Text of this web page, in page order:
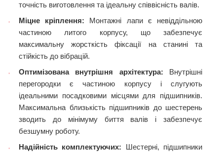
точність виготовлення та ідеальну співвісність валів.
Міцне кріплення: Монтажні лапи є невіддільною
частиною литого корпусу, що забезпечує
максимальну жорсткість фіксації на станині та
стійкість до вібрацій.
Оптимізована внутрішня архітектура: Внутрішні
перегородки є частиною корпусу і слугують
ідеальними посадковими місцями для підшипників.
Максимальна близькість підшипників до шестерень
зводить до мінімуму биття валів і забезпечує
безшумну роботу.
Надійність комплектуючих: Шестерні, підшипники